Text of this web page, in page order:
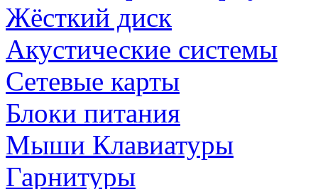
Жёсткий диск
Акустические системы
Сетевые карты
Блоки питания
Мыши Клавиатуры
Гарнитуры